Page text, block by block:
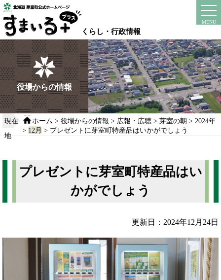
本
文
へ
移
動
る
くらし・行政情報
MENU
instagram
役場からの情報
現在
地
ホーム >役場からの情報 > 広報・広聴 >芽室の朝 > 2024年
> 12月 > プレゼントに芽室町特産品はいかがでしょう
プレゼントに芽室町特産品はい
かがでしょう
更新日：2024年12月24日